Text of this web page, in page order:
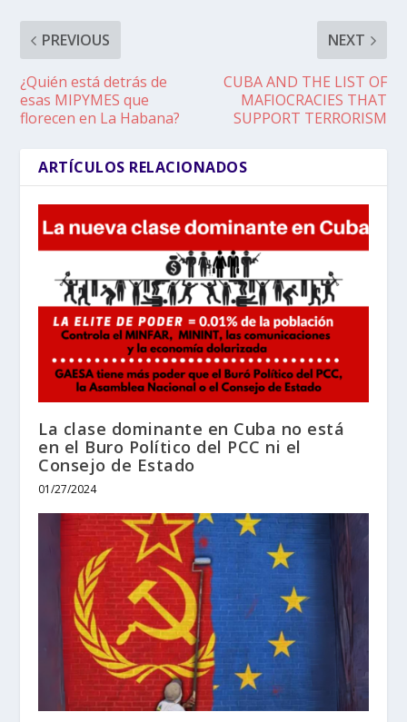
PREVIOUS
¿Quién está detrás de
esas MIPYMES que
florecen en La Habana?
NEXT
CUBA AND THE LIST OF
MAFIOCRACIES THAT
SUPPORT TERRORISM
ARTÍCULOS RELACIONADOS
La clase dominante en Cuba no está
en el Buro Político del PCC ni el
Consejo de Estado
01/27/2024